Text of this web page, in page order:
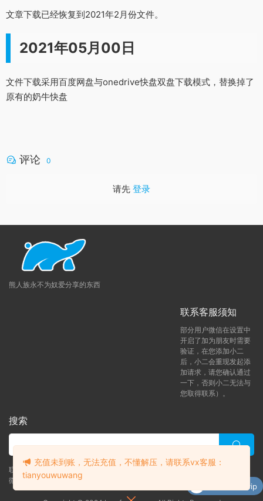
文章下载已经恢复到2021年2月份文件。
2021年05月00日
文件下载采用百度网盘与onedrive快盘双盘下载模式，替换掉了
原有的奶牛快盘
评论 0
请先 登录
熊人族永不为奴爱分享的东西
联系客服须知
部分用户微信在设置中
开启了加为朋友时需要
验证，在您添加小二
后，小二会重现发起添
加请求，请您确认通过
一下，否则小二无法与
您取得联系）。
搜索
联系客服 (添加后告诉客服-来自熊人族咨询问题)
微信客服（tianyouwuwang）
充值未到账，无法充值，不懂解压，请联系vx客服：
tianyouwuwang
升级了 年熊vip